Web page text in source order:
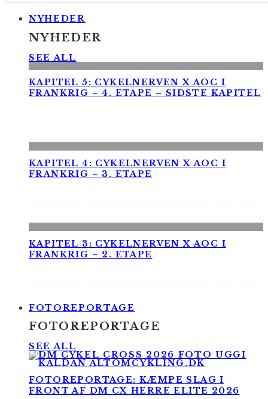
NYHEDER
NYHEDER
SEE ALL
KAPITEL 5: CYKELNERVEN X AOC I
FRANKRIG – 4. ETAPE – SIDSTE KAPITEL
KAPITEL 4: CYKELNERVEN X AOC I
FRANKRIG – 3. ETAPE
KAPITEL 3: CYKELNERVEN X AOC I
FRANKRIG – 2. ETAPE
FOTOREPORTAGE
FOTOREPORTAGE
SEE ALL
FOTOREPORTAGE: KÆMPE SLAG I
FRONT AF DM CX HERRE ELITE 2026